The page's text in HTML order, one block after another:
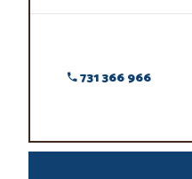
731 366 966